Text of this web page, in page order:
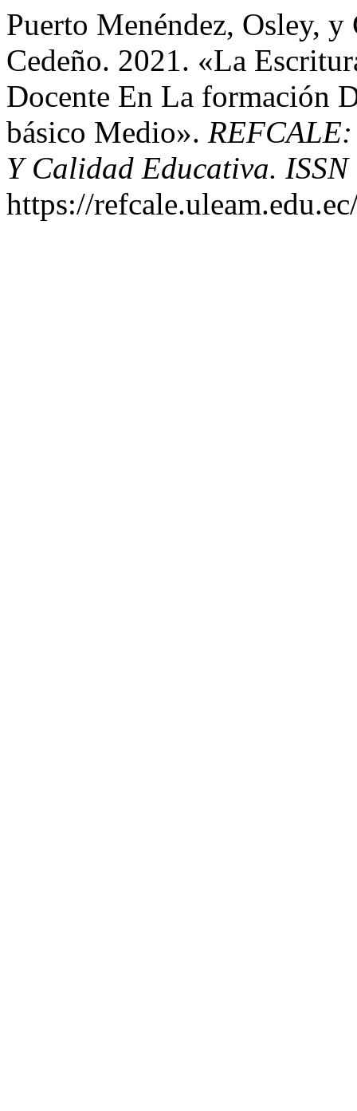
Puerto Menéndez, Osley,
Cedeño. 2021. «La
Docente En La formación
básico Medio».
Y Calidad Educativa.
https://